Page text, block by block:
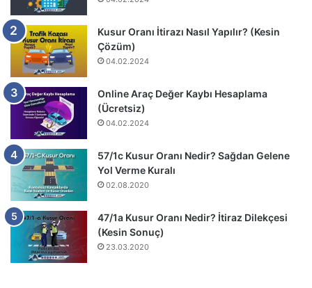
Kusur Oranı İtirazı Nasıl Yapılır? (Kesin
Çözüm)
04.02.2024
Online Araç Değer Kaybı Hesaplama
(Ücretsiz)
04.02.2024
57/1c Kusur Oranı Nedir? Sağdan Gelene
Yol Verme Kuralı
02.08.2020
47/1a Kusur Oranı Nedir? İtiraz Dilekçesi
(Kesin Sonuç)
23.03.2020